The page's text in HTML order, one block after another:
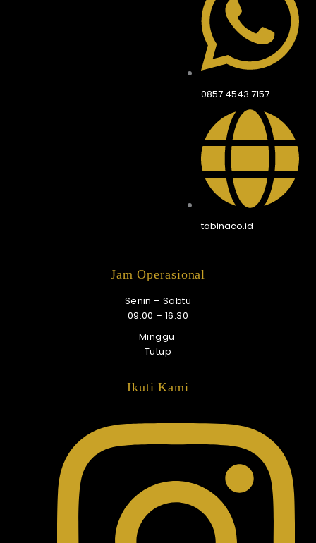
0857 4543 7157
tabinaco.id
Jam Operasional
Senin – Sabtu
09.00 – 16.30
Minggu
Tutup
Ikuti Kami